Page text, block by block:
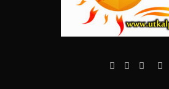
Facebook
Twitter